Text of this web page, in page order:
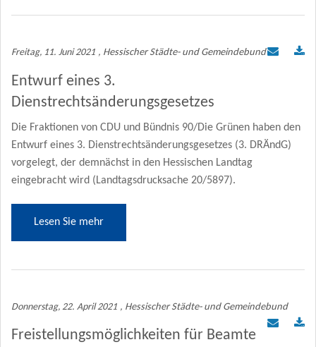
Freitag, 11. Juni 2021 , Hessischer Städte- und Gemeindebund
Entwurf eines 3.
Dienstrechtsänderungsgesetzes
Die Fraktionen von CDU und Bündnis 90/Die Grünen haben den
Entwurf eines 3. Dienstrechtsänderungsgesetzes (3. DRÄndG)
vorgelegt, der demnächst in den Hessischen Landtag
eingebracht wird (Landtagsdrucksache 20/5897).
Lesen Sie mehr
Donnerstag, 22. April 2021 , Hessischer Städte- und Gemeindebund
Freistellungsmöglichkeiten für Beamte